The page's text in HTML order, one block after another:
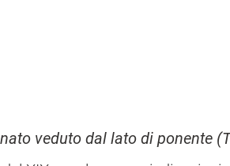
veduto dal lato di ponente